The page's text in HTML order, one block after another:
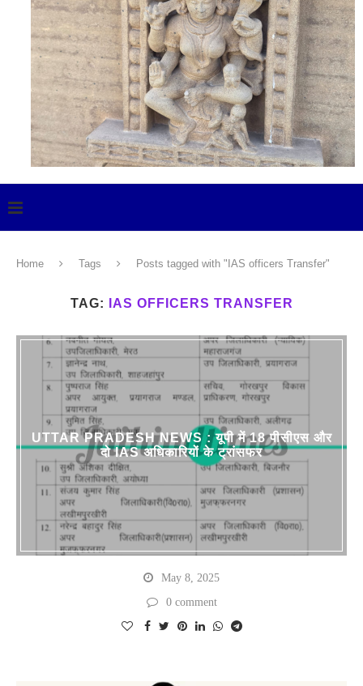
Home Tags Posts tagged with "IAS officers Transfer"
TAG: IAS OFFICERS TRANSFER
UTTAR PRADESH NEWS : यूपी में 18 पीसीएस और
दो IAS अधिकारियों के ट्रांसफर
May 8, 2025
0 comment